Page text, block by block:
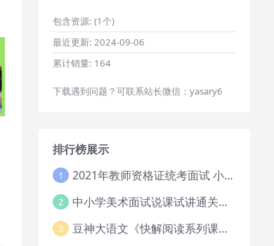
包含资源: (1个)
最近更新: 2024-09-06
累计销量: 164
下载遇到问题？可联系站长微信：yasary6
排行榜展示
1 2021年教师资格证统考面试 小学教资资料试讲+答辩
2 中小学美术面试说课试讲通关班14讲（辅助资料第一套）
3 豆神大语文《快解阅读系列课教程完整》